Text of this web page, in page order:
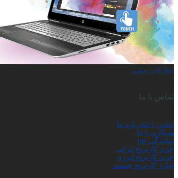
اطلاعات بیشتر
تماس با ما
تماس با مادرباره ما
همکاری با ما
نمایندگی hp
خرید کارتریج ایرانی
خرید کارتریج لیزری
شارژ کارتریج چیست